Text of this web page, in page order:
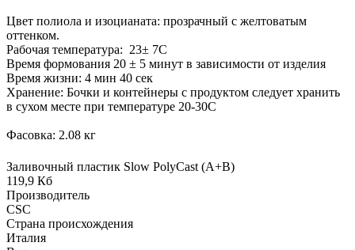
Цвет полиола и изоцианата: прозрачный с желтоватым
оттенком.
Рабочая температура: 23± 7С
Время формования 20 ± 5 минут в зависимости от изделия
Время жизни: 4 мин 40 сек
Хранение: Бочки и контейнеры с продуктом следует хранить
в сухом месте при температуре 20-30С
Фасовка: 2.08 кг
Заливочный пластик Slow PolyCast (A+B)
119,9 Кб
Производитель
CSC
Страна происхождения
Италия